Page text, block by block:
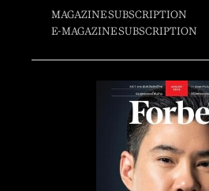
MAGAZINE SUBSCRIPTION
E-MAGAZINE SUBSCRIPTION